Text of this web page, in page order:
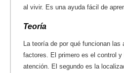
al vivir. Es una ayuda fácil de
Teoría
La teoría de por qué funcionan las
factores. El primero es el control y
atención. El segundo es la